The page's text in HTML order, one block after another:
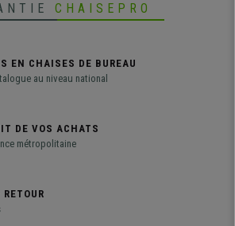
CHAISEPRO
EN CHAISES DE BUREAU
au niveau national
DE VOS ACHATS
métropolitaine